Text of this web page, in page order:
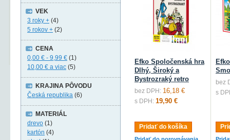
Efko Spoločenská hra
Dlhý, Široký a
Bystrozraký retro
bez DPH: 16,18 €
s DPH: 19,90 €
Pridať do košíka
bez
s
VEK
3 roky + (4)
5 rokov + (2)
CENA
0,00 € - 9,99 € (1)
10,00 € a viac (5)
KRAJINA PÔVODU
Česká republika (6)
MATERIÁL
drevo (1)
kartón (4)